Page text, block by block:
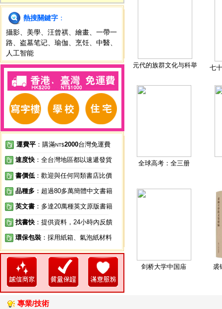
熱搜關鍵字 ：
攝影
美學 汪曾祺 繪畫
一帶一
路
盗墓笔记 瑜伽 烹饪 中醫
人工智能
運費平 ：購滿NT$2000台灣免運費
速度快 ：全台灣地區都以速遞發貨
書價低 ：歡迎與任何同類書店比價
品種多 ：超過80多萬簡體中文書籍
英文書 ：多達20萬種英文原版書籍
找書快 ：提供資料，24小時內反饋
環保包裝 ：採用紙箱、氣泡紙材料
元代的族群文化与科举 七
全球高考：全三册
剑桥大学中国庙 裘
專業/技術